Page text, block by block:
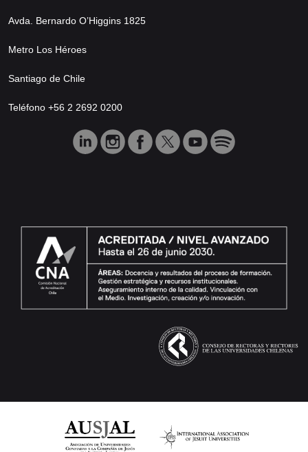
Avda. Bernardo O’Higgins 1825
Metro Los Héroes
Santiago de Chile
Teléfono +56 2 2692 0200